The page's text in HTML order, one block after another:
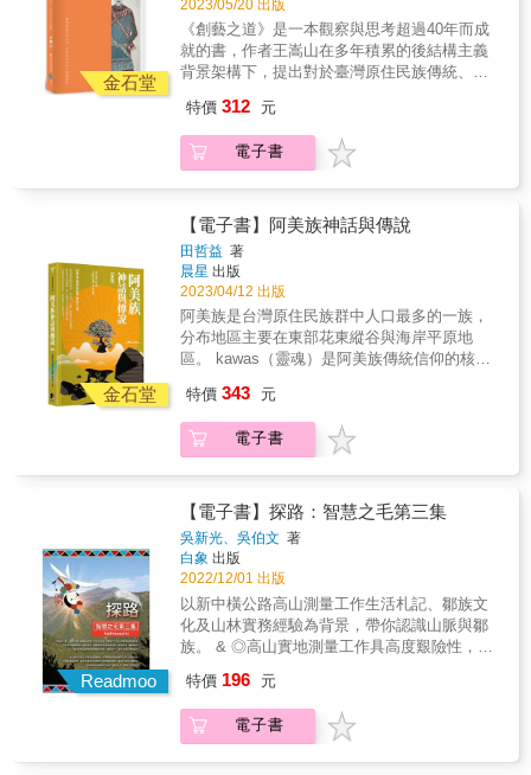
了。 &
一屆「女巫培訓班」，讓她開始了這條漫長的
習巫之路&hellip;&hellip; & 「時代變遷下，族
人如何努力維續傳統？」 療癒往者與生者的招
魂儀式、祈求作物豐收的小米收穫祭，以及五
年一度的排灣族大事──五年祭，都是排灣族原
的群體意識差距、儀式面臨的斷層危機等等，
頭目、首席女巫及族人彼此幫助，共同祈求祖
靈庇蔭，並奮力維護、實踐歲時祭儀。 & 「習
這段話。要讓祖靈、部落、族人、在外打拼的
部落年輕人，對這塊土地有更進一步的認同和
共識，她還有很長的路要走，但已經在路上
了。 &
金石堂
2023/05/20 出版
《創藝之道》是一本觀察與思考超過40年而成
就的書，作者王嵩山在多年積累的後結構主義
背景架構下，提出對於臺灣原住民族傳統、知
術表現基礎依據之宏大論述，洋溢著企圖、熱
情與功力。雖然原住民社會變遷非常快速，文
化流失、社會解組的情形屢見不鮮，但是臺灣
新社區、世界南島社群、博物館與文化展演場
域，藝術創造日漸蓬勃，各個族群以獨特的方
式，詮釋人、自然與文化共構的世界。在自然
與文化遺產消逝的人類世，原住民族藝術提供
洞察原住民社會文化的視野。本書採用人類學
的比較觀點，揭露南島語族創藝之道的根基：
人與事物之起源以及歷史事件的敘事、人觀、
祖靈、系譜關聯、物與自然知識、空間組織。
描述臺灣南島藝術及其產地，詮釋部落生活與
的藝術形式與創作者和社會文化體系的關係，
區辨日常思維與藝術思考如何製作日常物與標
誌物，通過紀錄影像製作文化記憶，從想像與
象徵面向理解物、意象與新性。◆「這是一本
觀察思考與積累超過40年而成就的書，我何等
榮幸可以親自見證王嵩山教授逐步地從1970年
代熱血的靑靑子衿人類學學生，卓然成為如今
著作等身卓越學者的歷程......這本書巧妙地運
用八個章節，帶領我們從古典人類學理論注重
『社會如何維繫其自身』切入，藉由臺灣南島
語族對於造型、視覺、表演、工藝等議題，深
入藝術藴含的社會與文化的意象、價値、眞確
性（authenticity）、文化新性（cultural
newness）以及社會力（social agency），不
僅回應了上述博物館與源出社群關係、研究與
特價 312 元
電子書
金石堂
【電子書】阿美族神話與傳說
田哲益 著
晨星 出版
2023/04/12 出版
阿美族是台灣原住民族群中人口最多的一族，
分布地區主要在東部花東縱谷與海岸平原地
區。 kawas（靈魂）是阿美族傳統信仰的核
神、石頭、樹木、果實、植物等古老傳說，非
常多元而豐富，皆是珍貴採錄的口傳文學。 而
其中一首傳衍已久的起源之歌，也描述阿美族
時代由族群集體創造並流傳下來如此豐厚的故
事，更為一代代的阿美族人帶來文化啟示。 本
書廣泛搜羅阿美族的各種神話與傳說故事，有
系統歸納分類每則口傳故事，及其構成的背景
因素與演變過程，並解析故事的深層文化意
涵，對阿美族社會的親族、部落、經濟、宗
教、社會等制度，以及族群的原始社會、傳統
風俗與思想體系，提供更周詳、更深層的思考
面向。 本書特色 1.適合作為原住民各族的鄉土
承，整合資源，促使原住民部落歷史重建、文
化藝術及語言復振，有系統發揚原住民族的文
化。 2.阿美族群分布在台灣東部花東縱谷及海
特價 343 元
電子書
Readmoo
【電子書】探路：智慧之毛第三集
吳新光、吳伯文 著
白象 出版
2022/12/01 出版
以新中橫公路高山測量工作生活札記、鄒族文
化及山林實務經驗為背景，帶你認識山脈與鄒
族。 & ◎高山實地測量工作具高度艱險性，本
大自然萬象雜陳、各謀生機的山野叢林。 & ◎
本書有屬彌足珍貴的山林及文化實紀，可補足
制式教材在自然生態及動物保育上的缺漏，更
特價 196 元
電子書